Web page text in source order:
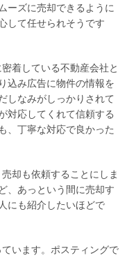
ーズに売却できるように
して任せられそうです
着している不動産会社と
込み広告に物件の情報を
しなみがしっかりされて
対応してくれて信頼する
、丁寧な対応で良かった
却も依頼することにしま
、あっという間に売却す
にも紹介したいほどで
います。ポスティングで